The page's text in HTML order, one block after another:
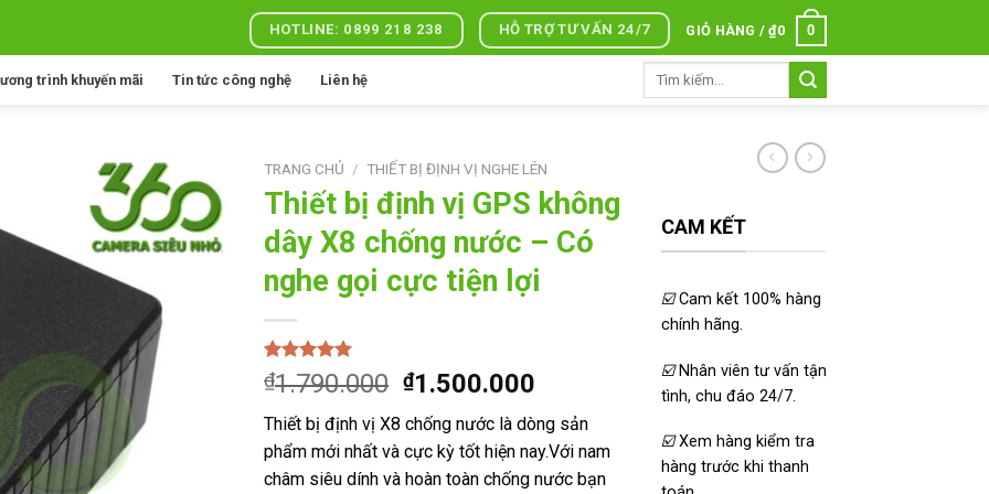
HOTLINE: 0899 218 238 HỖ TRỢ TƯ VẤN 24/7 GIỎ HÀNG /₫0 0
trình khuyến mãi Tin tức công nghệ Liên hệ
Tìm
TRANG CHỦ / THIẾT BỊ ĐỊNH VỊ NGHE LÉN
Thiết bị định vị GPS không
dây X8 chống nước – Có
nghe gọi cực tiện lợi
5.00
trên 5
dựa trên
1
₫1.790.000 Giá
gốc
là:
₫1.790.000.
₫1.500.000
hiện
tại
là:
Thiết bị định vị X8 chống nước là dòng sản
phẩm mới nhất và cực kỳ tốt hiện nay.Với nam
châm siêu dính và hoàn toàn chống nước bạn
CAM KẾT
☑️Cam kết 100% hàng
chính hãng.
☑️ Nhân viên tư vấn tận
tình, chu đáo 24/7.
☑️Xem hàng kiểm tra
hàng trước khi thanh